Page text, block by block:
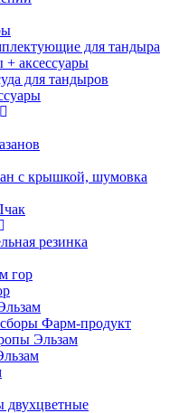
для тандыра
аксессуары
для тандыров
с крышкой, шумовка
резинка
гор
Фарм-продукт
Эльзам
двухцветные